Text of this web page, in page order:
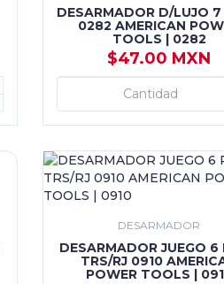
DESARMADOR D/LUJO 7
0282 AMERICAN
TOOLS | 0282
$47.00 MXN
+ AGREGAR
DESARMADOR
DESARMADOR JUEGO 6
TRS/RJ 0910
POWER TOOLS |